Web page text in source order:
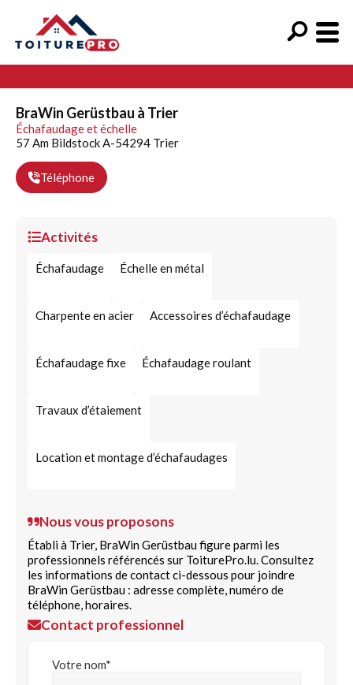
BraWin Gerüstbau à Trier
Échafaudage et échelle
57 Am Bildstock A-54294 Trier
Téléphone
Activités
Échafaudage Échelle en métal
Charpente en acier Accessoires d’échafaudage
Échafaudage fixe Échafaudage roulant
Travaux d’étaiement
Location et montage d’échafaudages
Nous vous proposons
Établi à Trier, BraWin Gerüstbau figure parmi les
professionnels référencés sur ToiturePro.lu. Consultez
les informations de contact ci-dessous pour joindre
BraWin Gerüstbau : adresse complète, numéro de
téléphone, horaires.
Contact professionnel
Votre nom*